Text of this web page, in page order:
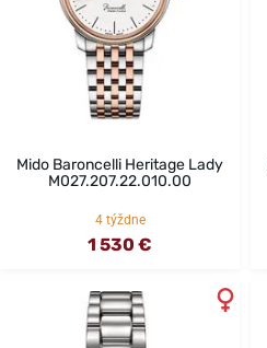
Mido Baroncelli Heritage Lady
M027.207.22.010.00
4 týždne
1 530 €